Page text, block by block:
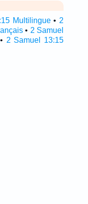
Multilingue• 2
• 2 Samuel
2 Samuel 13:15